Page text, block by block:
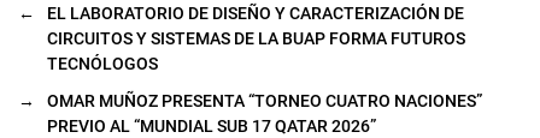
←
EL LABORATORIO DE DISEÑO Y CARACTERIZACIÓN DE
CIRCUITOS Y SISTEMAS DE LA BUAP FORMA FUTUROS
TECNÓLOGOS
→
OMAR MUÑOZ PRESENTA “TORNEO CUATRO NACIONES”
PREVIO AL “MUNDIAL SUB 17 QATAR 2026”